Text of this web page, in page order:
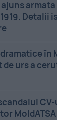
ajuns
Detalii
în
urs a